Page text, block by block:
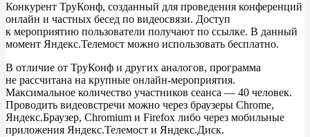
Конкурент ТруКонф, созданный для проведения конференций
онлайн и частных бесед по видеосвязи. Доступ
к мероприятию пользователи получают по ссылке. В данный
момент Яндекс.Телемост можно использовать бесплатно.
В отличие от ТруКонф и других аналогов, программа
не рассчитана на крупные онлайн-мероприятия.
Максимальное количество участников сеанса — 40 человек.
Проводить видеовстречи можно через браузеры Chrome,
Яндекс.Браузер, Chromium и Firefox либо через мобильные
приложения Яндекс.Телемост и Яндекс.Диск.